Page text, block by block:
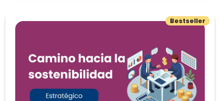
Bestseller
Movilización y Gestión de Recursos para Organizaciones